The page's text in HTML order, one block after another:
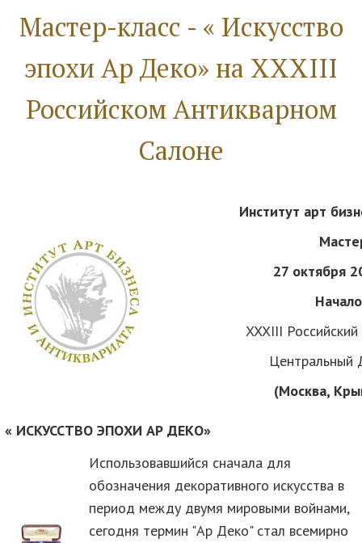
Мастер-класс - « Искусство
эпохи Ар Деко» на XXXIII
Российском Антикварном
Салоне
Институт арт
27 октября
XXXIII
Центральный
(Москва,
« ИСКУССТВО ЭПОХИ АР ДЕКО»
Использовавшийся сначала для
обозначения декоративного искусства в
период между двумя мировыми войнами,
сегодня термин "Ар Деко" стал всемирно